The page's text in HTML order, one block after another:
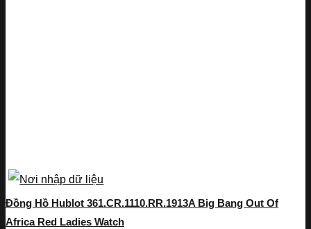
Đồng Hồ Hublot 361.CR.1110.RR.1913A Big Bang Out Of
Africa Red Ladies Watch